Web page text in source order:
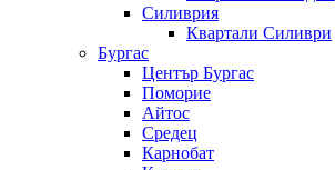
Силиврия
Квартали Силиври
Бургас
Център Бургас
Поморие
Айтос
Средец
Карнобат